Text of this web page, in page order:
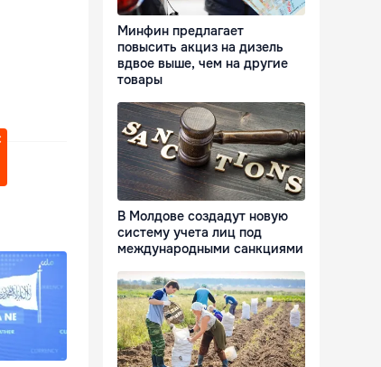
Минфин предлагает
повысить акциз на дизель
вдвое выше, чем на другие
товары
В Молдове создадут новую
систему учета лиц под
международными санкциями